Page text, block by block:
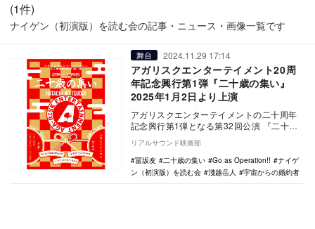
(1件)
ナイゲン（初演版）を読む会の記事・ニュース・画像一覧です
舞台 2024.11.29 17:14
アガリスクエンターテイメント20周
年記念興行第1弾『二十歳の集い』
2025年1月2日より上演
アガリスクエンターテイメントの二十周年
記念興行第1弾となる第32回公演 『二十歳
の集い』が、2025年1月2日から6日にかけ
て東…
リアルサウンド映画部
冨坂友
二十歳の集い Go as Operation!!
ナイゲ
ン（初演版）を読む会
淺越岳人 宇宙からの婚約者